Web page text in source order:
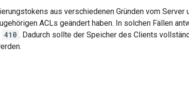
aus verschiedenen Gründen vom
ACLs geändert haben. In solchen Fällen
410 . Dadurch sollte der Speicher des Clients